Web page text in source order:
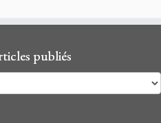
publiés